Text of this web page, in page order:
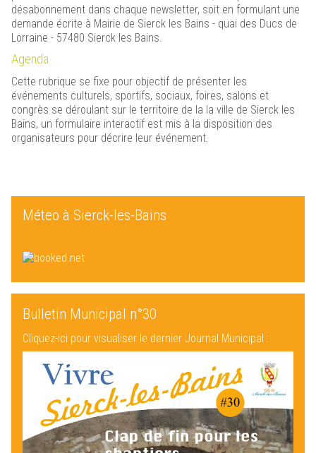
désabonnement dans chaque newsletter, soit en formulant une
demande écrite à Mairie de Sierck les Bains - quai des Ducs de
Lorraine - 57480 Sierck les Bains.
Agenda
Cette rubrique se fixe pour objectif de présenter les
événements culturels, sportifs, sociaux, foires, salons et
congrès se déroulant sur le territoire de la la ville de Sierck les
Bains, un formulaire interactif est mis à la disposition des
organisateurs pour décrire leur événement.
Méteo à Sierck-les-Bains
Bulletin Municipal n°30
Cliquez-ici pour visualiser le dernier Journal Municipal :